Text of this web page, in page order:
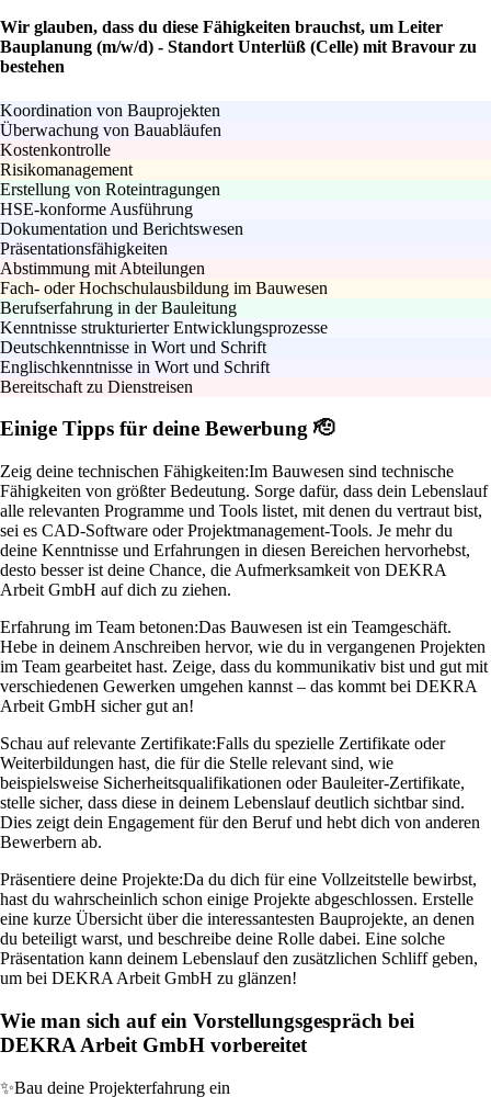
Wir glauben, dass du diese Fähigkeiten brauchst, um Leiter
Bauplanung (m/w/d) - Standort Unterlüß (Celle) mit Bravour zu
bestehen
Koordination von Bauprojekten
Überwachung von Bauabläufen
Kostenkontrolle
Risikomanagement
Erstellung von Roteintragungen
HSE-konforme Ausführung
Dokumentation und Berichtswesen
Präsentationsfähigkeiten
Abstimmung mit Abteilungen
Fach- oder Hochschulausbildung im Bauwesen
Berufserfahrung in der Bauleitung
Kenntnisse strukturierter Entwicklungsprozesse
Deutschkenntnisse in Wort und Schrift
Englischkenntnisse in Wort und Schrift
Bereitschaft zu Dienstreisen
Einige Tipps für deine Bewerbung 🫡
Zeig deine technischen Fähigkeiten:Im Bauwesen sind technische
Fähigkeiten von größter Bedeutung. Sorge dafür, dass dein Lebenslauf
alle relevanten Programme und Tools listet, mit denen du vertraut bist,
sei es CAD-Software oder Projektmanagement-Tools. Je mehr du
deine Kenntnisse und Erfahrungen in diesen Bereichen hervorhebst,
desto besser ist deine Chance, die Aufmerksamkeit von DEKRA
Arbeit GmbH auf dich zu ziehen.
Erfahrung im Team betonen:Das Bauwesen ist ein Teamgeschäft.
Hebe in deinem Anschreiben hervor, wie du in vergangenen Projekten
im Team gearbeitet hast. Zeige, dass du kommunikativ bist und gut mit
verschiedenen Gewerken umgehen kannst – das kommt bei DEKRA
Arbeit GmbH sicher gut an!
Schau auf relevante Zertifikate:Falls du spezielle Zertifikate oder
Weiterbildungen hast, die für die Stelle relevant sind, wie
beispielsweise Sicherheitsqualifikationen oder Bauleiter-Zertifikate,
stelle sicher, dass diese in deinem Lebenslauf deutlich sichtbar sind.
Dies zeigt dein Engagement für den Beruf und hebt dich von anderen
Bewerbern ab.
Präsentiere deine Projekte:Da du dich für eine Vollzeitstelle bewirbst,
hast du wahrscheinlich schon einige Projekte abgeschlossen. Erstelle
eine kurze Übersicht über die interessantesten Bauprojekte, an denen
du beteiligt warst, und beschreibe deine Rolle dabei. Eine solche
Präsentation kann deinem Lebenslauf den zusätzlichen Schliff geben,
um bei DEKRA Arbeit GmbH zu glänzen!
Wie man sich auf ein Vorstellungsgespräch bei
DEKRA Arbeit GmbH vorbereitet
✨Bau deine Projekterfahrung ein